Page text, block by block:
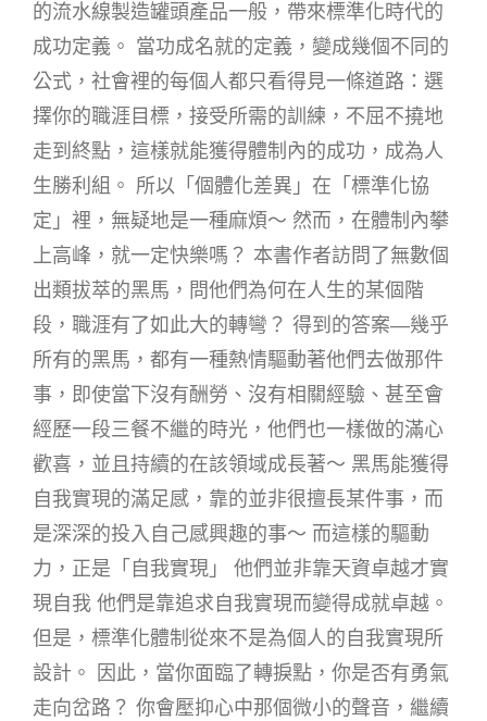
的流水線製造罐頭產品一般，帶來標準化時代的
成功定義。 當功成名就的定義，變成幾個不同的
公式，社會裡的每個人都只看得見一條道路：選
擇你的職涯目標，接受所需的訓練，不屈不撓地
走到終點，這樣就能獲得體制內的成功，成為人
生勝利組。 所以「個體化差異」在「標準化協
定」裡，無疑地是一種麻煩～ 然而，在體制內攀
上高峰，就一定快樂嗎？ 本書作者訪問了無數個
出類拔萃的黑馬，問他們為何在人生的某個階
段，職涯有了如此大的轉彎？ 得到的答案—幾乎
所有的黑馬，都有一種熱情驅動著他們去做那件
事，即使當下沒有酬勞、沒有相關經驗、甚至會
經歷一段三餐不繼的時光，他們也一樣做的滿心
歡喜，並且持續的在該領域成長著～ 黑馬能獲得
自我實現的滿足感，靠的並非很擅長某件事，而
是深深的投入自己感興趣的事～ 而這樣的驅動
力，正是「自我實現」 他們並非靠天資卓越才實
現自我 他們是靠追求自我實現而變得成就卓越。
但是，標準化體制從來不是為個人的自我實現所
設計。 因此，當你面臨了轉捩點，你是否有勇氣
走向岔路？ 你會壓抑心中那個微小的聲音，繼續